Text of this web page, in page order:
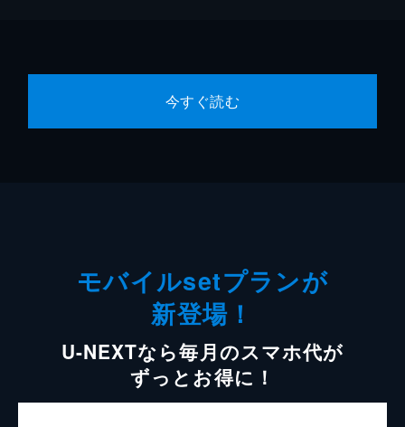
今すぐ読む
モバイルsetプランが
新登場！
U-NEXTなら毎月のスマホ代が
ずっとお得に！